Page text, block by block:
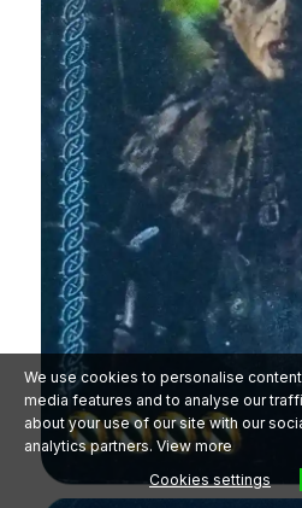
We use cookies to personalise
media features and to analyse our
about your use of our site with our
analytics partners. View more
Cookies settings